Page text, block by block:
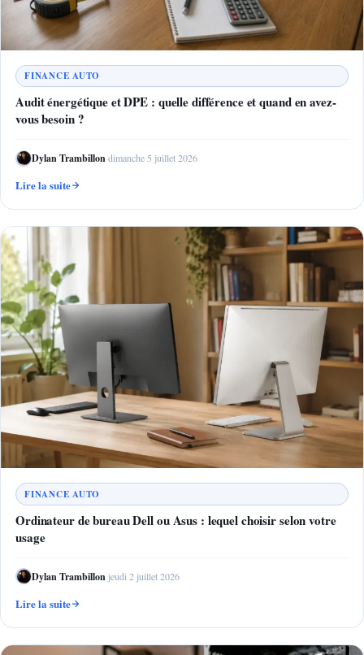
FINANCE AUTO
Audit énergétique et DPE : quelle différence et quand en avez-
vous besoin ?
Dylan Trambillon·dimanche 5 juillet 2026
Lire la suite
FINANCE AUTO
Ordinateur de bureau Dell ou Asus : lequel choisir selon votre
usage
Dylan Trambillon·jeudi 2 juillet 2026
Lire la suite